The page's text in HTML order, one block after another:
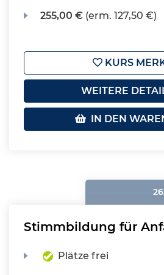
255,00 € (erm. 127,50 €)
KURS
WEITERE
IN DEN
Stimmbildung für
Plätze frei